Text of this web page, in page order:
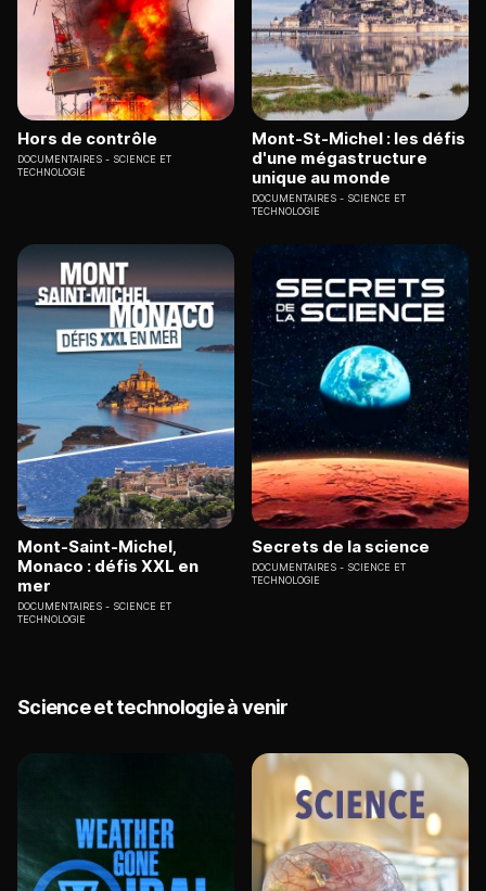
Hors de contrôle
DOCUMENTAIRES
SCIENCE ET
TECHNOLOGIE
Mont-St-Michel : les défis
d'une mégastructure
unique au monde
DOCUMENTAIRES
SCIENCE ET
TECHNOLOGIE
Mont-Saint-Michel,
Monaco : défis XXL en
mer
DOCUMENTAIRES
SCIENCE ET
TECHNOLOGIE
Secrets de la science
DOCUMENTAIRES
SCIENCE ET
TECHNOLOGIE
Science et technologie à venir